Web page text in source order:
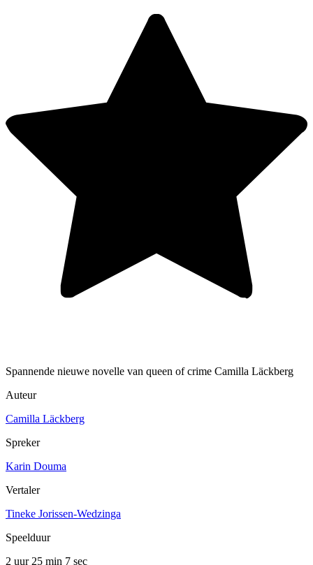
Spannende nieuwe novelle van queen of crime Camilla Läckberg
Auteur
Camilla Läckberg
Spreker
Karin Douma
Vertaler
Tineke Jorissen-Wedzinga
Speelduur
2 uur 25 min 7 sec